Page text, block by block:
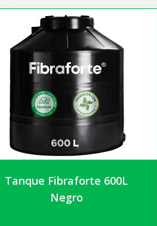
Tanque Fibraforte 600L
Negro